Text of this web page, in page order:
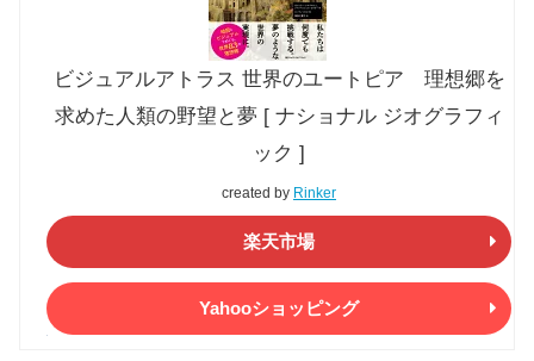
ビジュアルアトラス 世界のユートピア 理想郷を
求めた人類の野望と夢 [ ナショナル ジオグラフィ
ック ]
created by Rinker
楽天市場
Yahooショッピング